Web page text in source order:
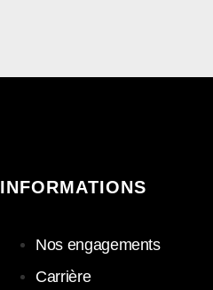
INFORMATIONS
Nos engagements
Carrière